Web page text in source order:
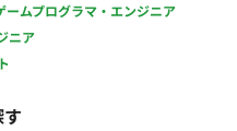
ームプログラマ・エンジニア
ニア